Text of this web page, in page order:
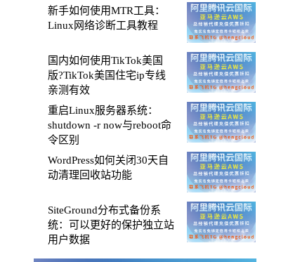
新手如何使用MTR工具：
Linux网络诊断工具教程
国内如何使用TikTok美国
版?TikTok美国住宅ip专线
亲测有效
重启Linux服务器系统：
shutdown -r now与reboot命
令区别
WordPress如何关闭30天自
动清理回收站功能
SiteGround分布式备份系
统：可以更好的保护独立站
用户数据